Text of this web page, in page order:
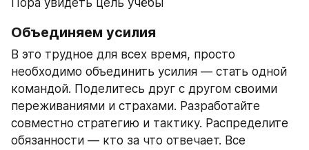
Объединяем усилия
В это трудное для всех время, просто
необходимо объединить усилия — стать одной
командой. Поделитесь друг с другом своими
переживаниями и страхами. Разработайте
совместно стратегию и тактику. Распределите
обязанности — кто за что отвечает. Все